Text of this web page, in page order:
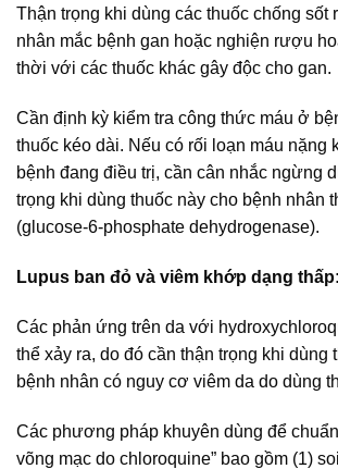
Thận trọng khi dùng các thuốc chống sốt
nhân mắc bệnh gan hoặc nghiện rượu
thời với các thuốc khác gây độc cho gan.
Cần định kỳ kiểm tra công thức máu ở
thuốc kéo dài. Nếu có rối loạn máu nặng
bệnh đang điều trị, cần cân nhắc ngừng
trọng khi dùng thuốc này cho bệnh nhân
(glucose-6-phosphate dehydrogenase).
Lupus ban đỏ và viêm khớp dạng thấp:
Các phản ứng trên da với
thể xảy ra, do đó cần thận trọng khi dùng
bệnh nhân có nguy cơ viêm da do dùng
Các phương pháp khuyên dùng để
võng mạc do chloroquine” bao gồm (1)